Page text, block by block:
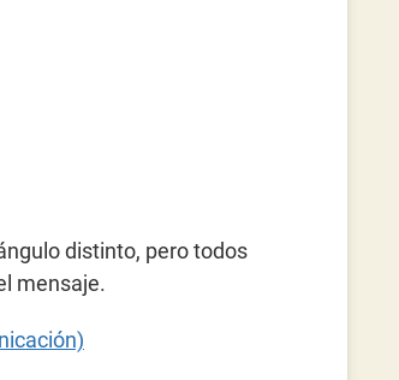
distinto, pero todos
mensaje.